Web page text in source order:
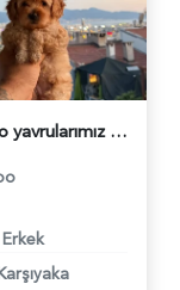
Maltipo yavrularımız - 5766